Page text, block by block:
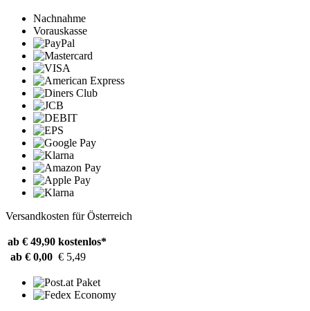
Nachnahme
Vorauskasse
Versandkosten für Österreich
ab € 49,90 kostenlos*
ab € 0,00 € 5,49